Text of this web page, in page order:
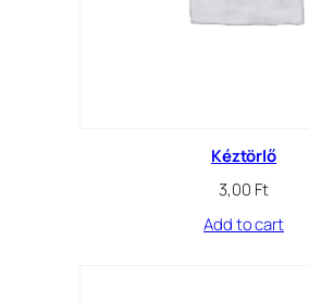
Kéztörlő
3,00 Ft
Add to cart